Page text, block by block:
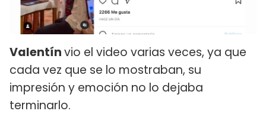
Valentínvio el video varias veces, ya que
cada vez que se lo mostraban, su
impresión y emoción no lo dejaba
terminarlo.